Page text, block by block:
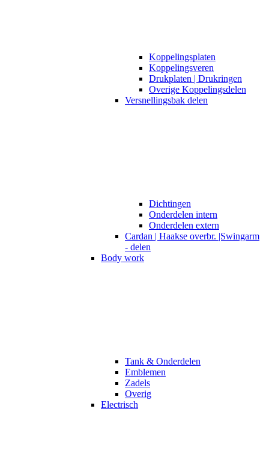
Koppelingsplaten
Koppelingsveren
Drukplaten | Drukringen
Overige Koppelingsdelen
Versnellingsbak delen
Dichtingen
Onderdelen intern
Onderdelen extern
Cardan | Haakse overbr. |Swingarm
- delen
Body work
Tank & Onderdelen
Emblemen
Zadels
Overig
Electrisch